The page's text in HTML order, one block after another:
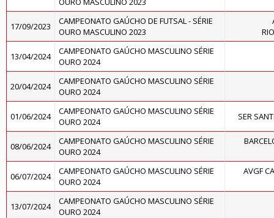
17/09/2023
CAMPEONATO GAÚCHO DE FUTSAL - SÉRIE
OURO MASCULINO 2023
13/04/2024
CAMPEONATO GAÚCHO MASCULINO SÉRIE
OURO 2024
20/04/2024
CAMPEONATO GAÚCHO MASCULINO SÉRIE
OURO 2024
01/06/2024
CAMPEONATO GAÚCHO MASCULINO SÉRIE
OURO 2024
SER
08/06/2024
CAMPEONATO GAÚCHO MASCULINO SÉRIE
OURO 2024
06/07/2024
CAMPEONATO GAÚCHO MASCULINO SÉRIE
OURO 2024
AVGF
13/07/2024
CAMPEONATO GAÚCHO MASCULINO SÉRIE
OURO 2024